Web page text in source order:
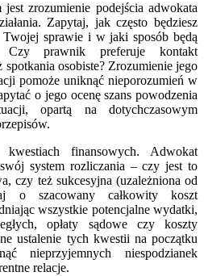
zrozumienie podejścia adwokata
Zapytaj, jak często będziesz
sprawie i w jaki sposób będą
Czy prawnik preferuje kontakt
osobiste? Zrozumienie jego
pomoże uniknąć nieporozumień w
o jego ocenę szans powodzenia
opartą na dotychczasowym
finansowych. Adwokat
system rozliczania – czy jest to
czy też sukcesyjna (uzależniona od
o szacowany całkowity koszt
wszystkie potencjalne wydatki,
opłaty sądowe czy koszty
ustalenie tych kwestii na początku
nieprzyjemnych niespodzianek
relacje.